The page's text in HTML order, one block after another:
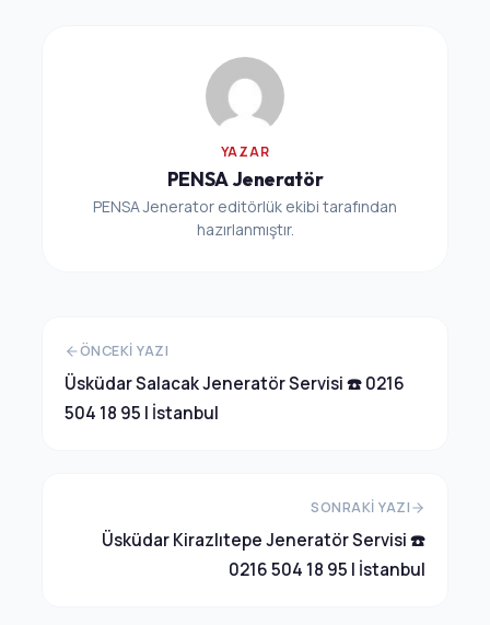
YAZAR
PENSA Jeneratör
PENSA Jenerator editörlük ekibi tarafından
hazırlanmıştır.
ÖNCEKI YAZI
Üsküdar Salacak Jeneratör Servisi ☎️ 0216
504 18 95 | İstanbul
SONRAKI YAZI
Üsküdar Kirazlıtepe Jeneratör Servisi ☎️
0216 504 18 95 | İstanbul